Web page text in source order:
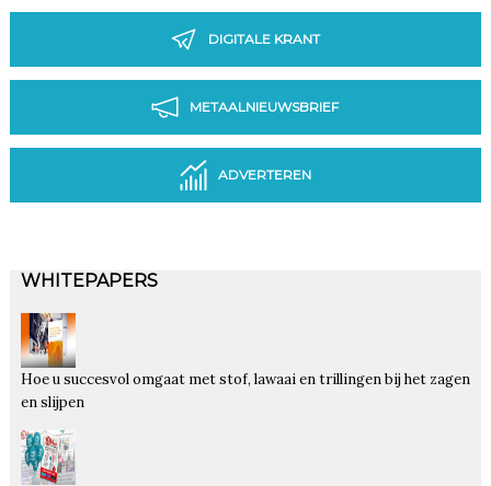
DIGITALE KRANT
METAALNIEUWSBRIEF
ADVERTEREN
WHITEPAPERS
Hoe u succesvol omgaat met stof, lawaai en trillingen bij het zagen
en slijpen